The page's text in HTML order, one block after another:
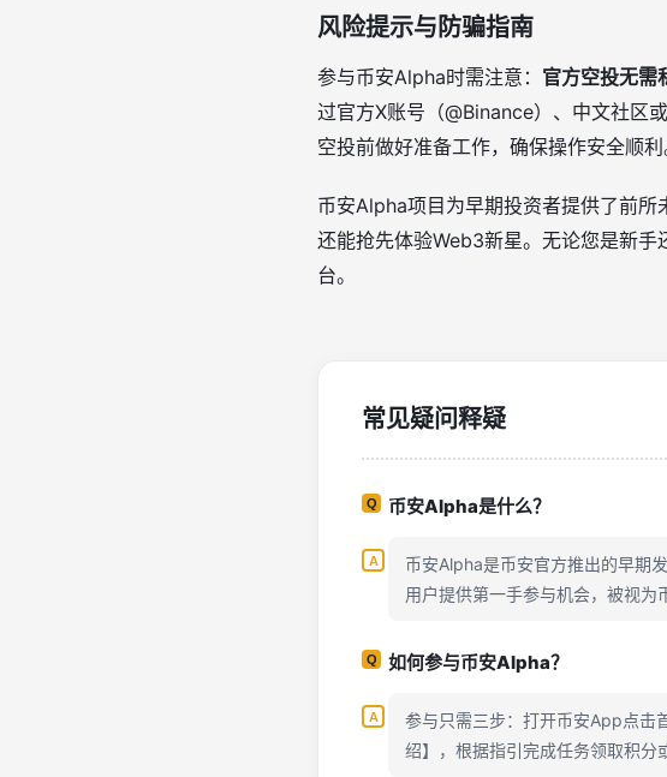
风险提示与防骗指南
参与币安Alpha时需注意： 官方空投无需
过官方X账号（@Binance）、中文社区
空投前做好准备工作，确保操作安全顺利
币安Alpha项目为早期投资者提供了前所
还能抢先体验Web3新星。无论您是新
台。
常见疑问释疑
币安Alpha是什么？
币安Alpha是币安官方推出的早期
用户提供第一手参与机会，被视为
如何参与币安Alpha？
参与只需三步：打开币安App点击
绍】，根据指引完成任务领取积分